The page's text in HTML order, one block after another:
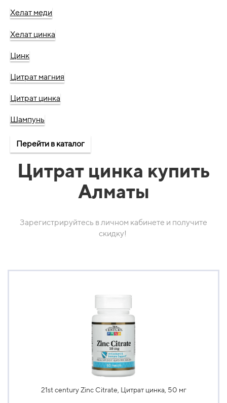
Хелат меди
Хелат цинка
Цинк
Цитрат магния
Цитрат цинка
Шампунь
Перейти в каталог
Цитрат цинка купить
Алматы
Зарегистрируйтесь в личном кабинете и получите
скидку!
21st century Zinc Citrate, Цитрат цинка, 50 мг